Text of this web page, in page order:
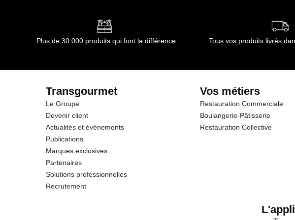
Protéines
Sel
Plus de 30 000 produits qui font la différence Tous vos produits livrés
Transgourmet
Le Groupe
Devenir client
Actualités et événements
Publications
Marques exclusives
Partenaires
Solutions professionnelles
Recrutement
Vos métiers
Restauration Commerciale
Boulangerie-Pâtisserie
Restauration Collective